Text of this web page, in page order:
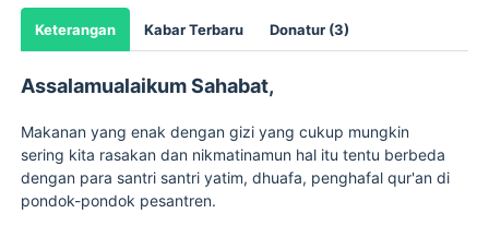
Keterangan Kabar Terbaru Donatur (3)
Assalamualaikum Sahabat,
Makanan yang enak dengan gizi yang cukup mungkin
sering kita rasakan dan nikmatinamun hal itu tentu berbeda
dengan para santri santri yatim, dhuafa, penghafal qur'an di
pondok-pondok pesantren.